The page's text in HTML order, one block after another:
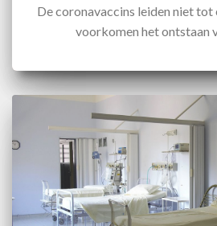
De coronavaccins leiden niet
voorkomen het ontstaan